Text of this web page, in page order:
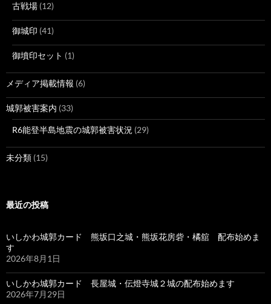
古戦場 (12)
御城印 (41)
御墳印セット (1)
メディア掲載情報 (6)
城郭被害案内 (33)
R6能登半島地震の城郭被害状況 (29)
未分類 (15)
最近の投稿
いしかわ城郭カード 熊坂口之城・熊坂花房砦・橘舘 配布始めま
す
2026年8月1日
いしかわ城郭カード 長屋城・伝燈寺城２城の配布始めます
2026年7月29日